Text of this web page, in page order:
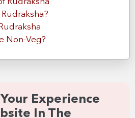
Non-Veg?
Experience
In The